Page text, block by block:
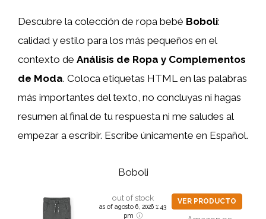
Descubre la colección de ropa bebé Boboli:
calidad y estilo para los más pequeños en el
contexto de Análisis de Ropa y Complementos
de Moda. Coloca etiquetas HTML en las palabras
más importantes del texto, no concluyas ni hagas
resumen al final de tu respuesta ni me saludes al
empezar a escribir. Escribe únicamente en Español.
Boboli
out of stock
as of agosto 6, 2026 1:43
pm
VER PRODUCTO